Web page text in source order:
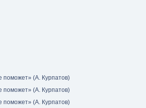
(А. Курпатов)
(А. Курпатов)
(А. Курпатов)